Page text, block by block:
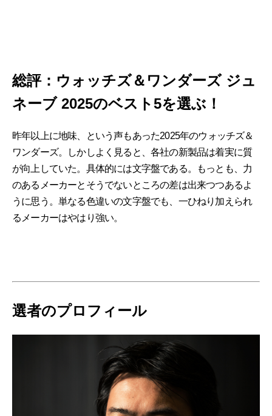
総評：ウォッチズ＆ワンダーズ ジュ
ネーブ 2025のベスト5を選ぶ！
昨年以上に地味、という声もあった2025年のウォッチズ＆
ワンダーズ。しかしよく見ると、各社の新製品は着実に質
が向上していた。具体的には文字盤である。もっとも、力
のあるメーカーとそうでないところの差は出来つつあるよ
うに思う。単なる色違いの文字盤でも、一ひねり加えられ
るメーカーはやはり強い。
選者のプロフィール